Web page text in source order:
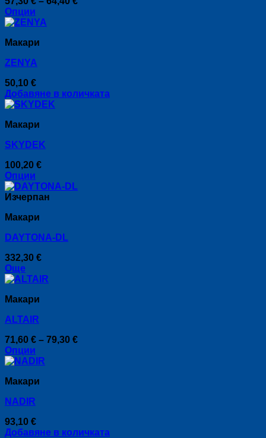
Опции
This
has
variants.
options
may
be
on
the
product
page
Макари
ZENYA
50,10 €
Добавяне в количката
Макари
SKYDEK
100,20 €
Опции
This
product
multiple
The
may
be
chosen
the
product
page
Изчерпан
Макари
DAYTONA-DL
332,30 €
Още
Макари
ALTAIR
71,60 € – 79,30 €Price
Опции
This
has
variants.
options
may
Макари
NADIR
93,10 €
Добавяне в количката